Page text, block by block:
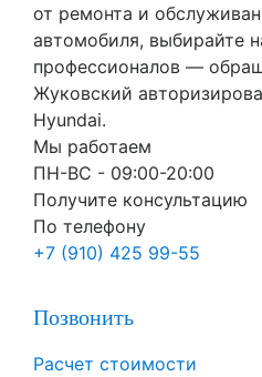
от ремонта и
автомобиля, выбирайте
профессионалов —
Жуковский
Hyundai.
Мы работаем
ПН-ВC - 09:00-20:00
Получите консультацию
По телефону
+7 (910) 425 99-55
Позвонить
Расчет стоимости